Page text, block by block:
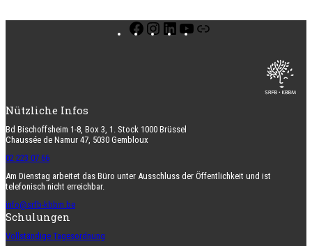
Facebook
Instagram
LinkedInYouTube
Nützliche Infos
Bd Bischoffsheim 1-8, Box 3, 1. Stock 1000 Brüssel
Chaussée de Namur 47, 5030 Gembloux
02 223 07 66
Am Dienstag arbeitet das Büro unter Ausschluss der Öffentlichkeit und ist
telefonisch nicht erreichbar.
info@srfb-kbbm.be
Schulungen
Vollständige Tagesordnung